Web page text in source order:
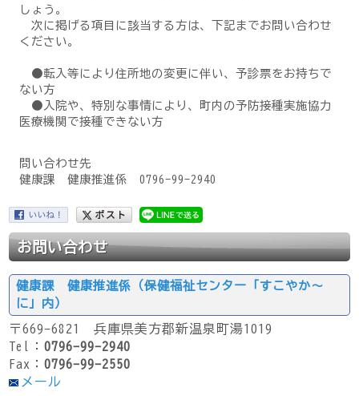
しょう。
次に掲げる項目に該当する方は、下記までお問い合わせ
ください。
●転入等により住所地の変更に伴い、予診票をお持ちで
ない方
●入院や、特別な事情により、町内の予防接種実施協力
医療機関で接種できない方
問い合わせ先
健康課 健康推進係 0796-99-2940
お問い合わせ
健康課 健康推進係（保健福祉センター「すこやか～
に」内）
〒669-6821 兵庫県美方郡新温泉町湯1019
Tel：0796-99-2940
Fax：0796-99-2550
メール